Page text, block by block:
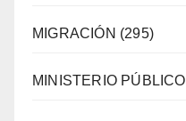
MIGRACIÓN (295)
MINISTERIO PÚBLICO